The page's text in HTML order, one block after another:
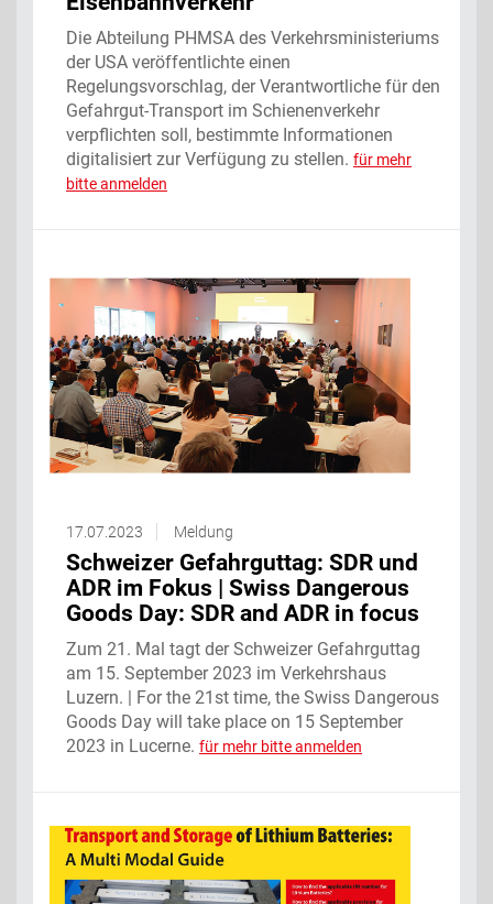
Die Abteilung PHMSA des Verkehrsministeriums
der USA veröffentlichte einen
Regelungsvorschlag, der Verantwortliche für den
Gefahrgut-Transport im Schienenverkehr
verpflichten soll, bestimmte Informationen
digitalisiert zur Verfügung zu stellen. für mehr
bitte anmelden
17.07.2023 Meldung
Schweizer Gefahrguttag: SDR und
ADR im Fokus | Swiss Dangerous
Goods Day: SDR and ADR in focus
Zum 21. Mal tagt der Schweizer Gefahrguttag
am 15. September 2023 im Verkehrshaus
Luzern. | For the 21st time, the Swiss Dangerous
Goods Day will take place on 15 September
2023 in Lucerne. für mehr bitte anmelden